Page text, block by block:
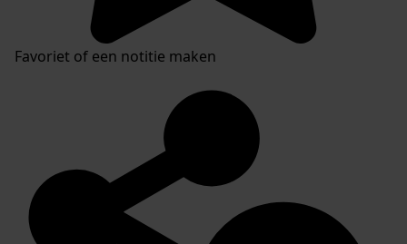
Favoriet of een notitie maken